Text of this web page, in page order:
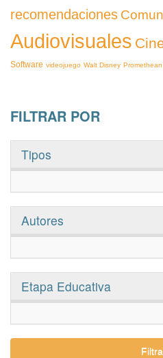
recomendaciones
Audiovisuales
Software videojuego Walt Disney Promethean
FILTRAR POR
Tipos
Autores
Etapa Educativa